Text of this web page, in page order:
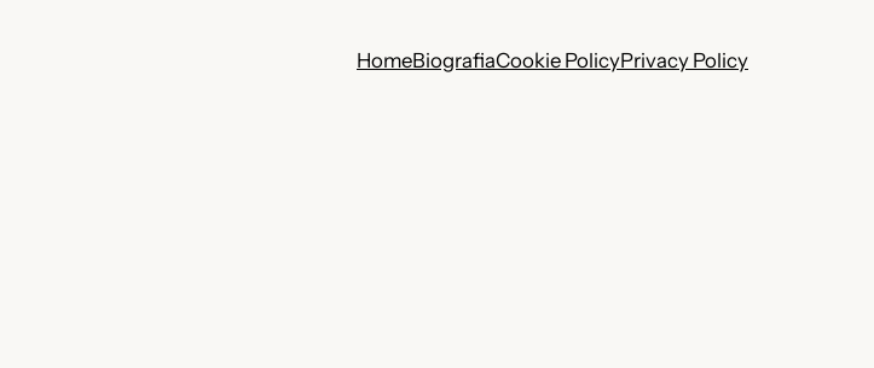
HomeBiografiaCookie PolicyPrivacy Policy